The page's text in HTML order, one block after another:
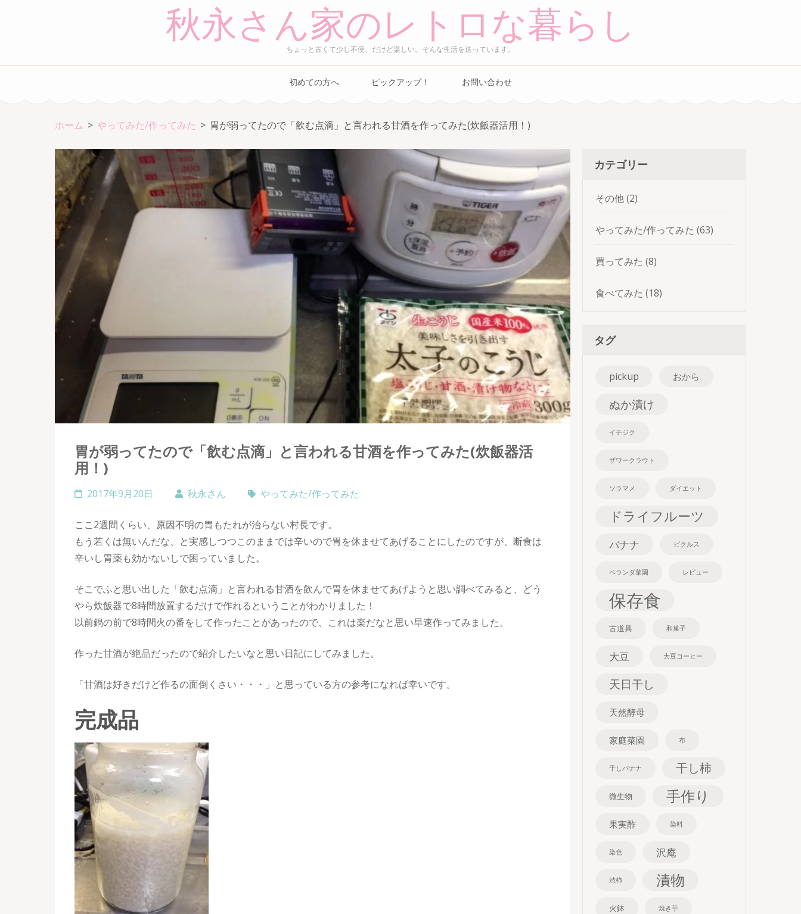
秋永さん家のレトロな暮らし
ちょっと古くて少し不便、だけど楽しい。そんな生活を送っています。
初めての方へ ピックアップ！ お問い合わせ
ホーム > やってみた/作ってみた > 胃が弱ってたので「飲む点滴」と言われる甘酒を作ってみた(炊飯器活用！)
胃が弱ってたので「飲む点滴」と言われる甘酒を作ってみた(炊飯器活
用！)
2017年9月20日 秋永さん やってみた/作ってみた
ここ2週間くらい、原因不明の胃もたれが治らない村長です。
もう若くは無いんだな、と実感しつつこのままでは辛いので胃を休ませてあげることにしたのですが、断食は
辛いし胃薬も効かないしで困っていました。
そこでふと思い出した「飲む点滴」と言われる甘酒を飲んで胃を休ませてあげようと思い調べてみると、どう
やら炊飯器で8時間放置するだけで作れるということがわかりました！
以前鍋の前で8時間火の番をして作ったことがあったので、これは楽だなと思い早速作ってみました。
作った甘酒が絶品だったので紹介したいなと思い日記にしてみました。
「甘酒は好きだけど作るの面倒くさい・・・」と思っている方の参考になれば幸いです。
完成品
カテゴリー
その他(2)
やってみた/作ってみた (63)
買ってみた (8)
食べてみた (18)
タグ
pickup おから
ぬか漬け
イチジク
ザワークラウト
ソラマメ ダイエット
ドライフルーツ
バナナ ピクルス
ベランダ菜園 レビュー
保存食
古道具 和菓子
大豆 大豆コーヒー
天日干し
天然酵母
家庭菜園 布
干しバナナ 干し柿
微生物 手作り
果実酢 染料
染色 沢庵
渋柿 漬物
火鉢 焼き芋